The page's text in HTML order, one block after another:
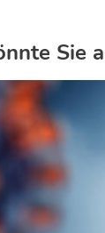
Sie